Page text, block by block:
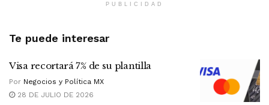
PUBLICIDAD
Te puede interesar
Visa recortará 7% de su plantilla
Por Negocios y Política MX
28 DE JULIO DE 2026